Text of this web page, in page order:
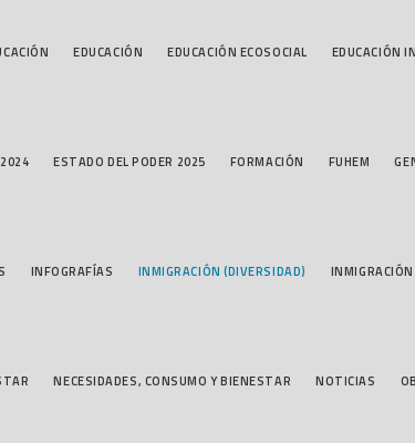
EDUCACIÓN EDUCACIÓN ECOSOCIAL EDUCACIÓN
ESTADO DEL PODER 2025 FORMACIÓN FUHEM
INFOGRAFÍAS INMIGRACIÓN (DIVERSIDAD)
NECESIDADES, CONSUMO Y BIENESTAR NOTICIAS